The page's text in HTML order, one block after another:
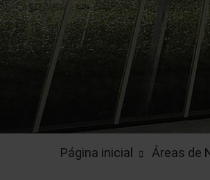
Página inicial Áreas de